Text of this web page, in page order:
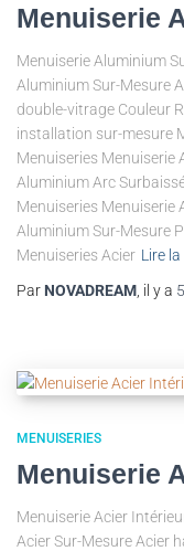
Menuiserie
Menuiserie Aluminium
Aluminium Sur-Mesure
double-vitrage Couleur
installation sur-mesure
Menuiseries Menuiserie
Aluminium Arc
Menuiseries Menuiserie
Aluminium Sur-Mesure
Menuiseries Acier Lire
Par NOVADREAM, il y a
MENUISERIES
Menuiserie
Menuiserie Acier
Acier Sur-Mesure Acier